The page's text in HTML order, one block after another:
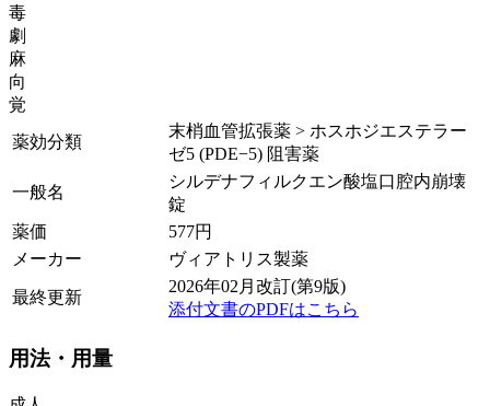
毒
劇
麻
向
覚
薬効分類
末梢血管拡張薬 > ホスホジエステラー
ゼ5 (PDE−5) 阻害薬
一般名
シルデナフィルクエン酸塩口腔内崩壊
錠
薬価
577円
メーカー
ヴィアトリス製薬
最終更新
2026年02月改訂(第9版)
添付文書のPDFはこちら
用法・用量